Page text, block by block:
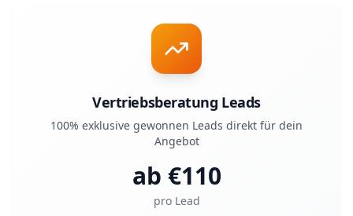
Vertriebsberatung Leads
100% exklusive gewonnen Leads direkt für dein
Angebot
ab €110
pro Lead